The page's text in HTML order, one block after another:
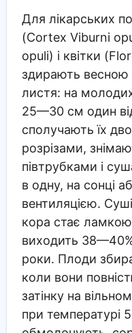
Для лікарських
(Cortex Viburni
opuli) і квітки
здирають весною
листя: на молодих
25—30 см один
сполучають їх
розрізами,
півтрубками і
в одну, на сонці
вентиляцією.
кора стає
виходить
роки. Плоди
коли вони
затінку на
при температурі